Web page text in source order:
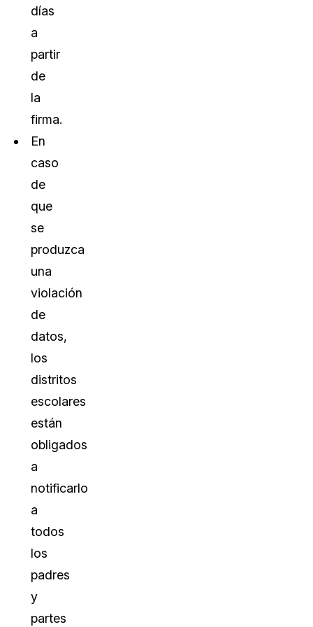
días
a
partir
de
la
firma.
En
caso
de
que
se
produzca
una
violación
de
datos,
los
distritos
escolares
están
obligados
a
notificarlo
a
todos
los
padres
y
partes